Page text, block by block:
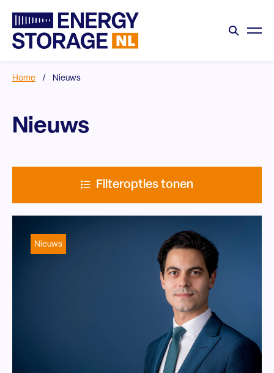
Home / Nieuws
Nieuws
Filteropties tonen
Nieuws